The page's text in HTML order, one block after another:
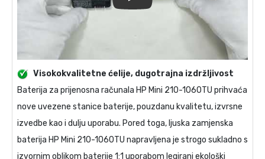
Visokokvalitetne ćelije, dugotrajna izdržljivost
Baterija za prijenosna računala HP Mini 210-1060TU prihvaća
nove uvezene stanice baterije, pouzdanu kvalitetu, izvrsne
izvedbe kao i dulju uporabu. Pored toga, ljuska zamjenska
baterija HP Mini 210-1060TU napravljena je strogo sukladno s
izvornim oblikom baterije 1:1 uporabom legirani ekološki